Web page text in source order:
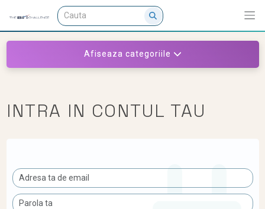
Afiseaza categoriile
INTRA IN CONTUL TAU